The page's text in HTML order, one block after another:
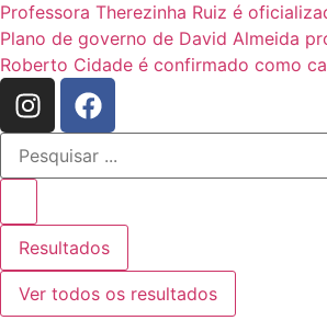
Professora Therezinha Ruiz é
Plano de governo de David Almeida
Roberto Cidade é confirmado como
Resultados
Ver todos os resultados